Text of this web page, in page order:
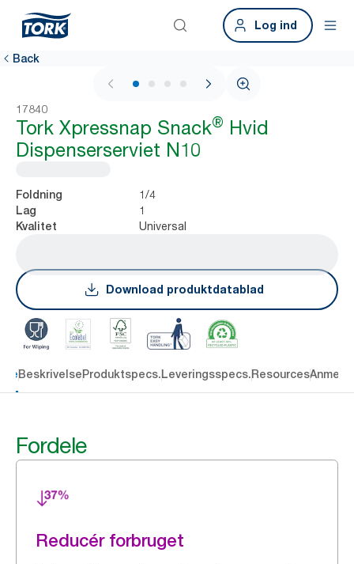
Log ind
Back
1 / 4
17840
Tork Xpressnap Snack® Hvid
Dispenserserviet N10
Foldning 1/4
Lag 1
Kvalitet Universal
Download produktdatablad
BeskrivelseProduktspecs.Leveringsspecs.Resources
Fordele
Reducér forbruget